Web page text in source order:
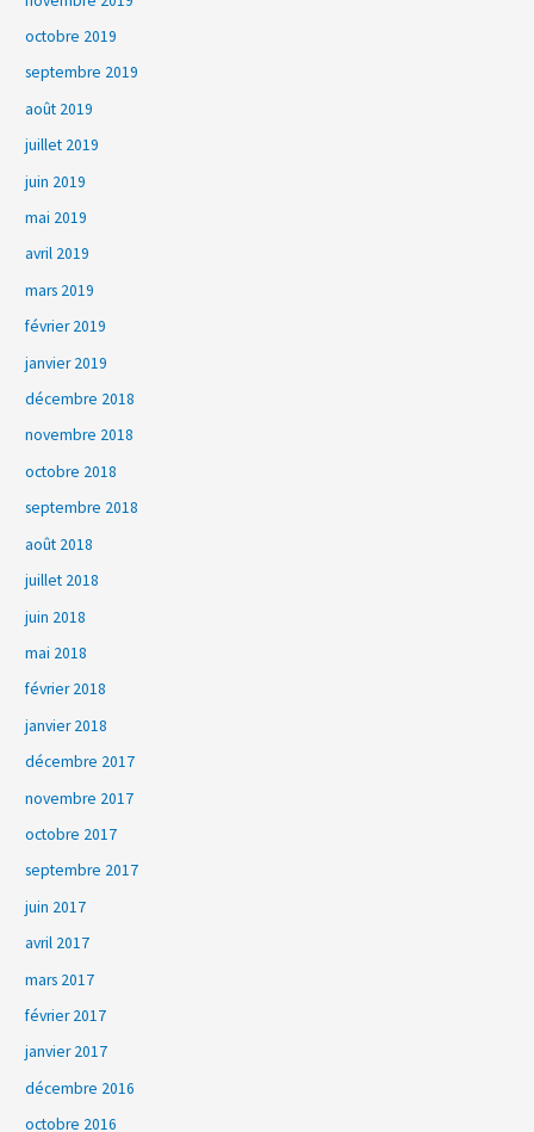
octobre 2019
septembre 2019
août 2019
juillet 2019
juin 2019
mai 2019
avril 2019
mars 2019
février 2019
janvier 2019
décembre 2018
novembre 2018
octobre 2018
septembre 2018
août 2018
juillet 2018
juin 2018
mai 2018
février 2018
janvier 2018
décembre 2017
novembre 2017
octobre 2017
septembre 2017
juin 2017
avril 2017
mars 2017
février 2017
janvier 2017
décembre 2016
octobre 2016